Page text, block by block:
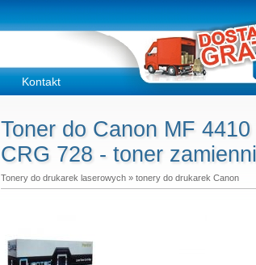
Kontakt
Toner do Canon MF
CRG 728 - toner
Tonery do drukarek laserowych » tonery do drukarek Canon